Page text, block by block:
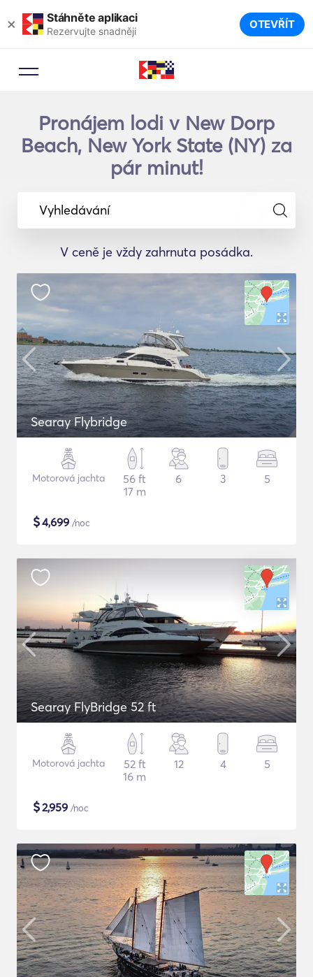
× Stáhněte aplikaci
Rezervujte snadněji OTEVŘÍT
Pronájem lodi v New Dorp
Beach, New York State (NY) za
pár minut!
Vyhledávání
V ceně je vždy zahrnuta posádka.
Searay Flybridge
Motorová jachta
56 ft
17 m
6 3 5
$4,699 /noc
Searay FlyBridge 52 ft
Motorová jachta
52 ft
16 m
12 4 5
$2,959 /noc